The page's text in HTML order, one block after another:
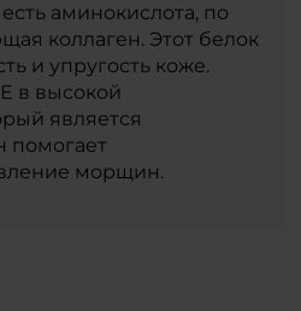
аминокислота, по
коллаген. Этот белок
и упругость коже.
в высокой
является
помогает
морщин.